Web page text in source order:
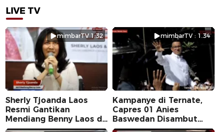
LIVE TV
mimbarTV 1:32
Sherly Tjoanda Laos
Resmi Gantikan
Mendiang Benny Laos di
Pilkada 2024
mimbarTV : 1.34
Kampanye di Ternate,
Capres 01 Anies
Baswedan Disambut
Ribuan Warga